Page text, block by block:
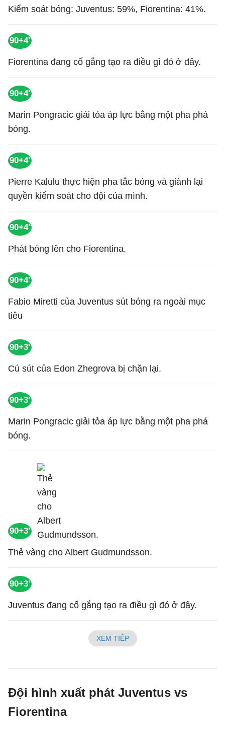
Kiểm soát bóng: Juventus: 59%, Fiorentina: 41%.
90+4'
Fiorentina đang cố gắng tạo ra điều gì đó ở đây.
90+4'
Marin Pongracic giải tỏa áp lực bằng một pha phá
bóng.
90+4'
Pierre Kalulu thực hiện pha tắc bóng và giành lại
quyền kiểm soát cho đội của mình.
90+4'
Phát bóng lên cho Fiorentina.
90+4'
Fabio Miretti của Juventus sút bóng ra ngoài mục
tiêu
90+3'
Cú sút của Edon Zhegrova bị chặn lại.
90+3'
Marin Pongracic giải tỏa áp lực bằng một pha phá
bóng.
90+3'
Thẻ vàng cho Albert Gudmundsson.
90+3'
Juventus đang cố gắng tạo ra điều gì đó ở đây.
XEM TIẾP
Đội hình xuất phát Juventus vs
Fiorentina